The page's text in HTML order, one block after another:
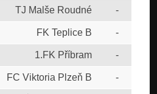
TJ Malše Roudné -
FK Teplice B -
1.FK Příbram -
FC Viktoria Plzeň B -